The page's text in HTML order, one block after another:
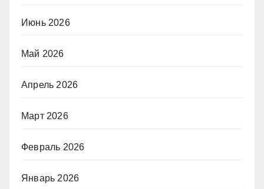
Июнь 2026
Май 2026
Апрель 2026
Март 2026
Февраль 2026
Январь 2026